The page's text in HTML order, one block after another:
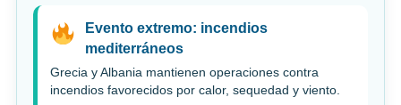
Evento extremo: incendios
mediterráneos
Grecia y Albania mantienen operaciones contra
incendios favorecidos por calor, sequedad y viento.